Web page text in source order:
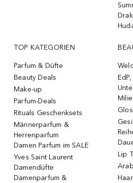
TOP KATEGORIEN
Parfum & Düfte
Beauty Deals
Make-up
Parfum-Deals
Rituals Geschenksets
Männerparfum &
Herrenparfum
Damen Parfum im SALE
Yves Saint Laurent
Damendüfte
Damenparfum &
Lip